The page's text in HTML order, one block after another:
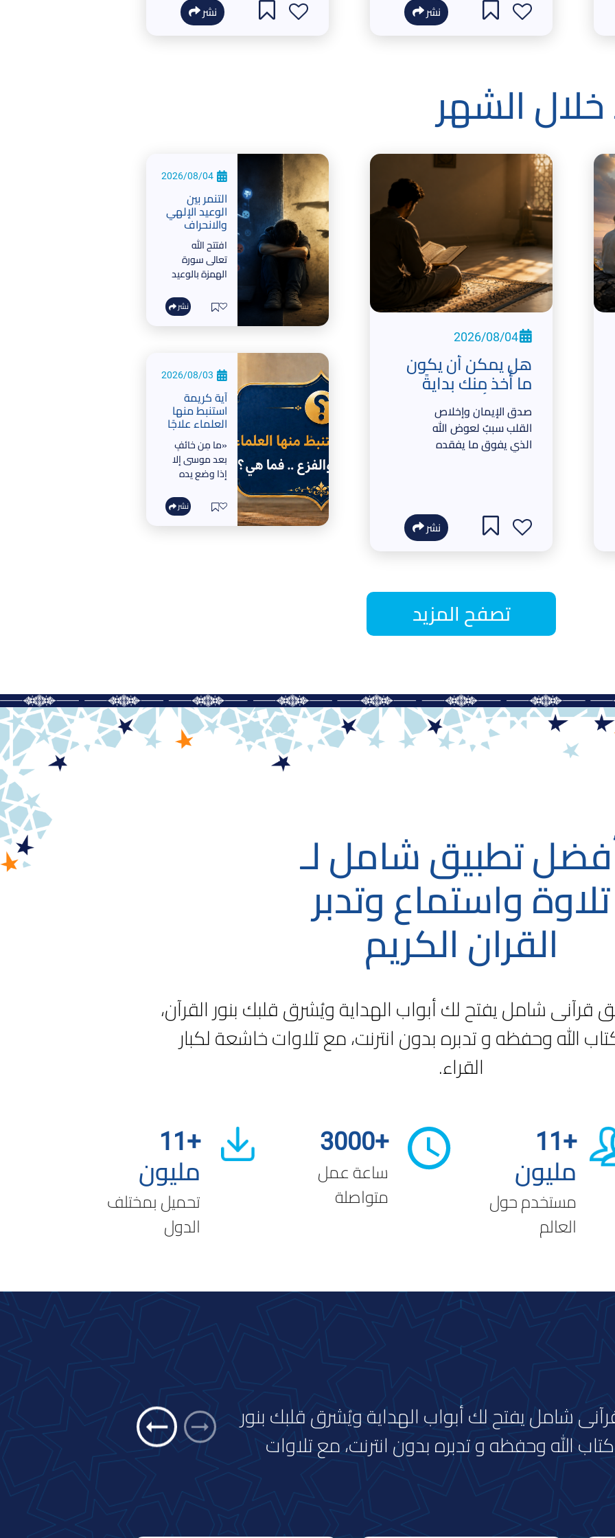
نشر نشر
خلال الشهر
2026/08/04
هل يمكن أن يكون
ما أُخذ منك بدايةً
لعطاءٍ أعظم؟
صدق الإيمان وإخلاص
القلب سببٌ لعوض الله
الذي يفوق ما يفقده
نشر
2026/08/04
التنمر بين
الوعيد الإلهي
والانحراف
الأخلاقي
افتتح الله
تعالى سورة
الهمزة بالوعيد
التنمر
والسخرية من
الناس عادة
نشر
2026/08/03
آية كريمة
استنبط منها
العلماء علاجًا
للخوف والفزع
.. فما هي؟
«ما مِن خائفٍ
بعد موسى إلا
إذا وضع يده
خوفُه»
نشر
تصفح المزيد
تطبيق شامل لـ
تلاوة واستماع وتدبر
القران الكريم
شامل يفتح لك أبواب الهداية ويُشرق قلبك بنور القرآن،
الله وحفظه و تدبره بدون انترنت، مع تلاوات خاشعة لكبار
القراء.
+11
مليون
مستخدم حول
العالم
+3000
ساعة عمل
متواصلة
+11
مليون
تحميل بمختلف
الدول
شامل يفتح لك أبواب الهداية ويُشرق قلبك بنور
الله وحفظه و تدبره بدون انترنت، مع تلاوات